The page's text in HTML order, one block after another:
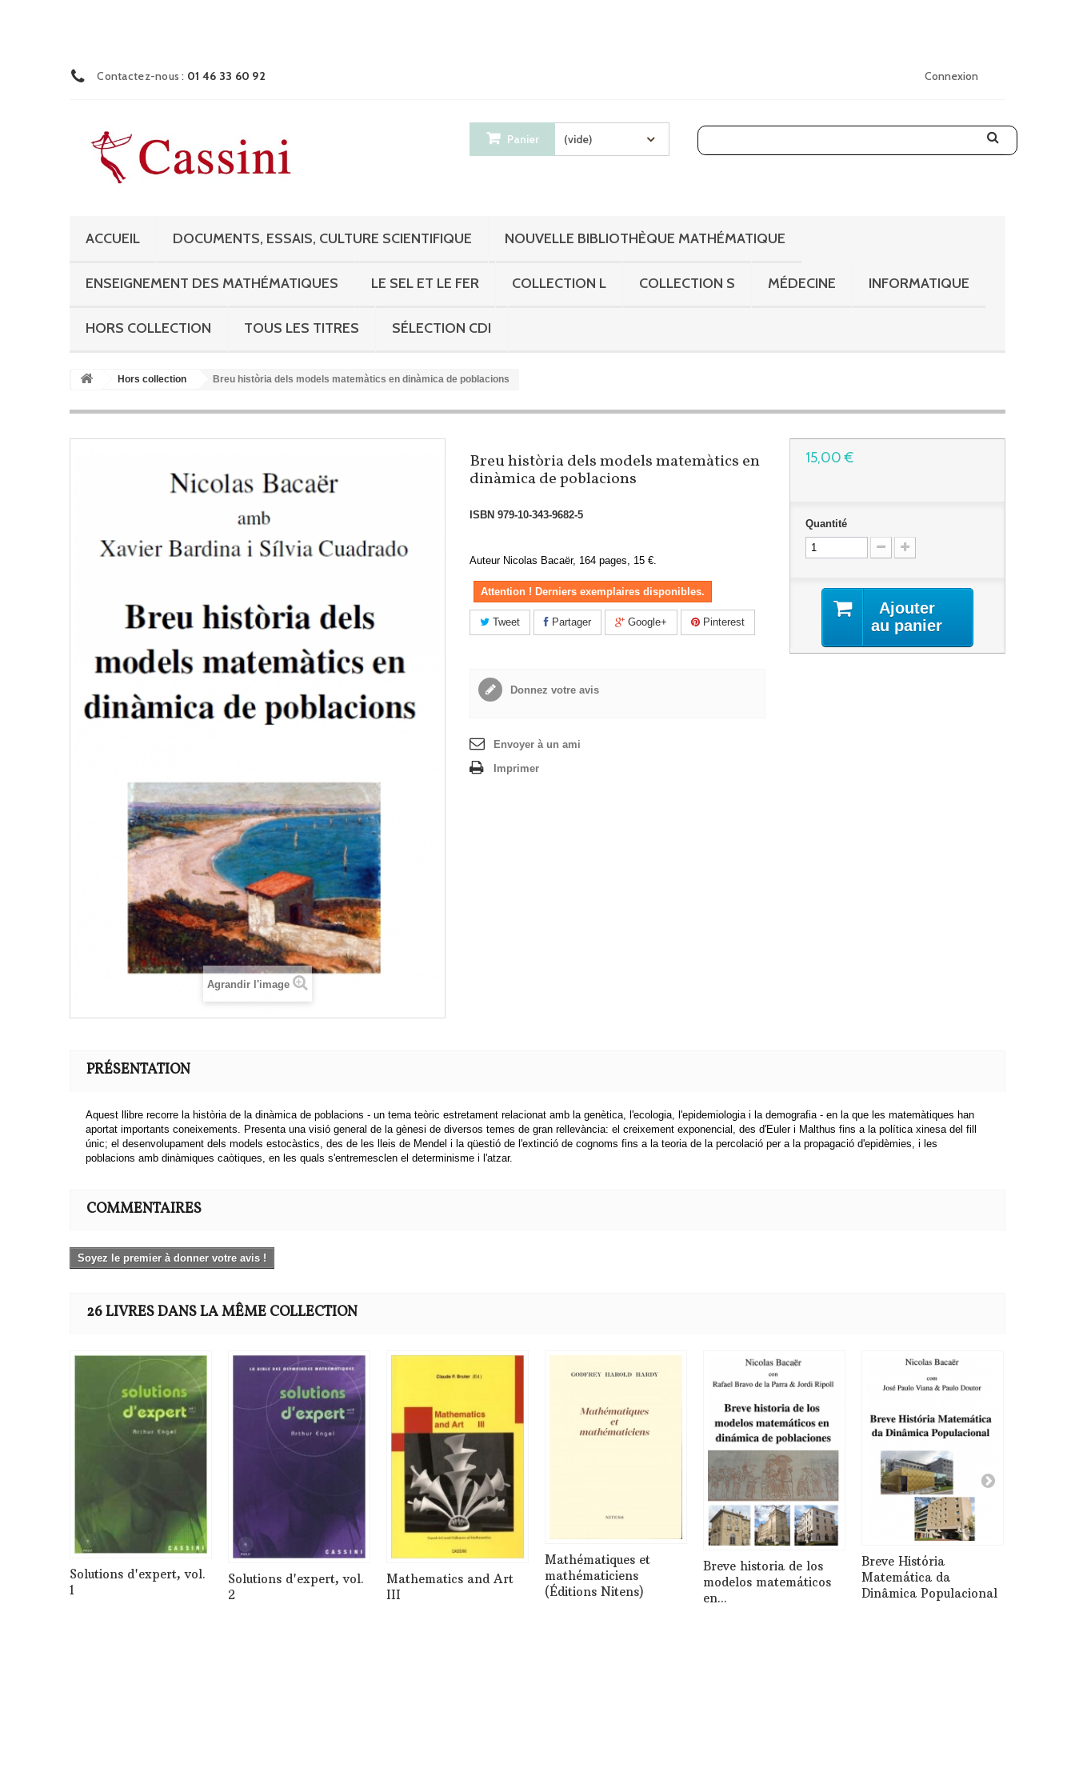
Connexion
Contactez-nous : 01 46 33 60 92
Panier (vide)
ACCUEIL DOCUMENTS, ESSAIS, CULTURE SCIENTIFIQUE NOUVELLE BIBLIOTHÈQUE MATHÉMATIQUE
ENSEIGNEMENT DES MATHÉMATIQUES LE SEL ET LE FER COLLECTION L COLLECTION S MÉDECINE INFORMATIQUE
HORS COLLECTION TOUS LES TITRES SÉLECTION CDI
Hors collection Breu història dels models matemàtics en dinàmica de poblacions
Agrandir l'image
Breu història dels models matemàtics en
dinàmica de poblacions
ISBN 979-10-343-9682-5
Auteur Nicolas Bacaër, 164 pages, 15 €.
Attention ! Derniers exemplaires disponibles.
Tweet Partager Google+ Pinterest
Donnez votre avis
Envoyer à un ami
Imprimer
15,00 €
Quantité
Ajouter
au panier
PRÉSENTATION
Aquest llibre recorre la història de la dinàmica de poblacions - un tema teòric estretament relacionat amb la genètica, l'ecologia, l'epidemiologia i la demografia - en la que les matemàtiques han
aportat importants coneixements. Presenta una visió general de la gènesi de diversos temes de gran rellevància: el creixement exponencial, des d'Euler i Malthus fins a la política xinesa del fill
únic; el desenvolupament dels models estocàstics, des de les lleis de Mendel i la qüestió de l'extinció de cognoms fins a la teoria de la percolació per a la propagació d'epidèmies, i les
poblacions amb dinàmiques caòtiques, en les quals s'entremesclen el determinisme i l'atzar.
COMMENTAIRES
Soyez le premier à donner votre avis !
26 LIVRES DANS LA MÊME COLLECTION
Solutions d'expert, vol.
1
Solutions d'expert, vol.
2
Mathematics and Art
III
Mathématiques et
mathématiciens
(Éditions Nitens)
Breve historia de los
modelos matemáticos
en...
Breve História
Matemática da
Dinâmica Populacional